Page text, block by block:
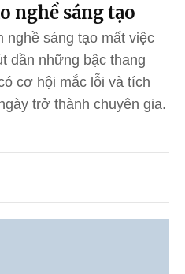
nghề sáng tạo
sáng tạo mất việc
dần những bậc thang
cơ hội mắc lỗi và tích
trở thành chuyên gia.